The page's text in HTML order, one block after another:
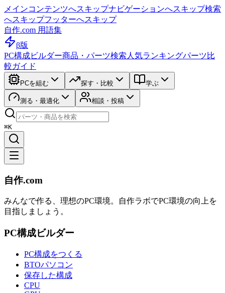
メインコンテンツへスキップナビゲーションへスキップ検索
へスキップフッターへスキップ
自作.com 用語集
β版
PC構成ビルダー商品・パーツ検索 人気ランキングパーツ比
較ガイド
PCを組む 探す・比較 学ぶ
測る・最適化 相談・投稿
⌘K
自作.com
みんなで作る、理想のPC環境。 自作ラボでPC環境の向上を
目指しましょう。
PC構成ビルダー
PC構成をつくる
BTOパソコン
保存した構成
CPU